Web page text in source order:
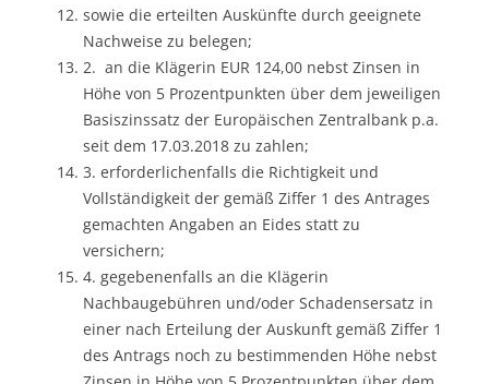
sowie die erteilten Auskünfte durch geeignete
Nachweise zu belegen;
2. an die Klägerin EUR 124,00 nebst Zinsen in
Höhe von 5 Prozentpunkten über dem jeweiligen
Basiszinssatz der Europäischen Zentralbank p.a.
seit dem 17.03.2018 zu zahlen;
3. erforderlichenfalls die Richtigkeit und
Vollständigkeit der gemäß Ziffer 1 des Antrages
gemachten Angaben an Eides statt zu
versichern;
4. gegebenenfalls an die Klägerin
Nachbaugebühren und/oder Schadensersatz in
einer nach Erteilung der Auskunft gemäß Ziffer 1
des Antrags noch zu bestimmenden Höhe nebst